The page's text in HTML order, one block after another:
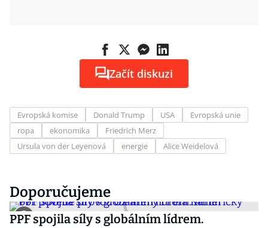
Začít diskuzi
Evropská komise Donald Trump USA
Evropská unie
ropa
ekonomika
Friedrich Merz
Ursula von der Leyenová
energie Alice Weidelová
Doporučujeme
PPF spojila síly s globálním lídrem.